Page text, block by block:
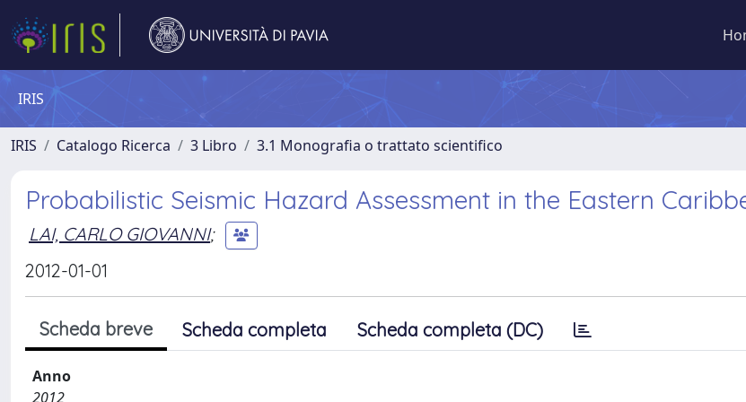
IRIS
IRIS Catalogo Ricerca 3 Libro 3.1 Monografia o trattato scientifico
Probabilistic Seismic Hazard Assessment in the Eastern
LAI, CARLO GIOVANNI;
2012-01-01
Scheda breve Scheda completa Scheda completa (DC)
Anno
2012